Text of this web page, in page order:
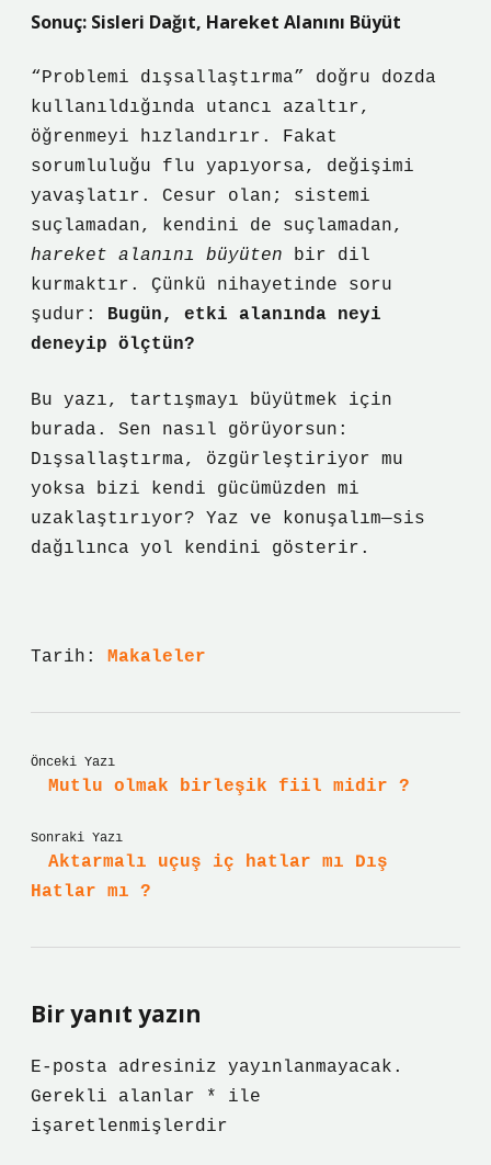
Sonuç: Sisleri Dağıt, Hareket Alanını Büyüt
“Problemi dışsallaştırma” doğru dozda
kullanıldığında utancı azaltır,
öğrenmeyi hızlandırır. Fakat
sorumluluğu flu yapıyorsa, değişimi
yavaşlatır. Cesur olan; sistemi
suçlamadan, kendini de suçlamadan,
hareket alanını büyüten bir dil
kurmaktır. Çünkü nihayetinde soru
şudur: Bugün, etki alanında neyi
deneyip ölçtün?
Bu yazı, tartışmayı büyütmek için
burada. Sen nasıl görüyorsun:
Dışsallaştırma, özgürleştiriyor mu
yoksa bizi kendi gücümüzden mi
uzaklaştırıyor? Yaz ve konuşalım—sis
dağılınca yol kendini gösterir.
Tarih: Makaleler
Önceki Yazı
Mutlu olmak birleşik fiil midir ?
Sonraki Yazı
Aktarmalı uçuş iç hatlar mı Dış
Hatlar mı ?
Bir yanıt yazın
E-posta adresiniz yayınlanmayacak.
Gerekli alanlar
*
ile
işaretlenmişlerdir